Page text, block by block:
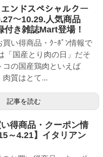
ンドスペシャルクー
～10.29.人気商品
付き雑誌Mart登場！
買い得商品・ｸｰﾎﾟﾝ情報で
「国産とり肉の日」だそ
コの国産鶏肉といえば
肉質はとて...
記事を読む
得商品・クーポン情
～4.21】イタリアン